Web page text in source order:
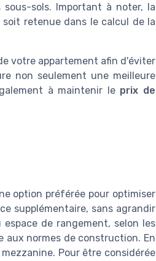
sols. Important à noter, la
soit retenue dans le calcul de la
votre appartement afin d'éviter
non seulement une meilleure
à maintenir le prix de
option préférée pour optimiser
supplémentaire, sans agrandir
de rangement, selon les
aux normes de construction. En
Pour être considérée